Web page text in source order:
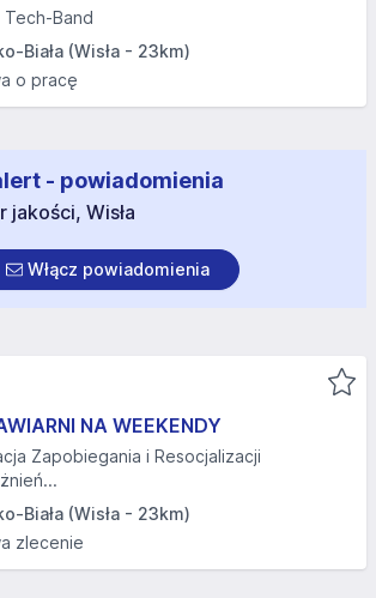
Tech-Band
Biała (Wisła - 23km)
o pracę
- powiadomienia
jakości, Wisła
Włącz powiadomienia
NA WEEKENDY
Zapobiegania i Resocjalizacji
Biała (Wisła - 23km)
zlecenie